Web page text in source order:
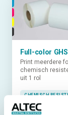
Full-color
Print meerdere
chemisch
uit 1 rol
CHEMISCH
KRASVAST